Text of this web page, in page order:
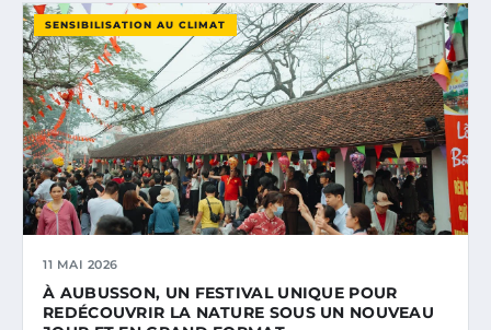
SENSIBILISATION AU CLIMAT
11 MAI 2026
À AUBUSSON, UN FESTIVAL UNIQUE POUR
REDÉCOUVRIR LA NATURE SOUS UN NOUVEAU